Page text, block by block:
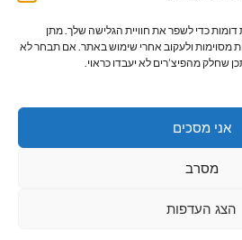
כדי לשפר את חוויית הגלישה שלך. מתן
מסוימות ולעקוב אחרי שימוש באתר. אם תבחר לא
שחלק מהפיצ’רים לא יעבדו כראוי.
אני מסכים
מסרב
הצג העדפות